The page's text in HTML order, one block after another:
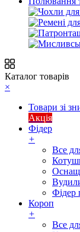
Каталог товарів
×
Товари зі
Акція
Фідер
+
Все
Фідер
Короп
+
Все